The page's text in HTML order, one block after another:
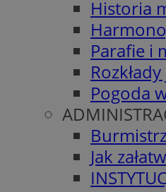
Historia
Parafie i
Pogoda
Jak